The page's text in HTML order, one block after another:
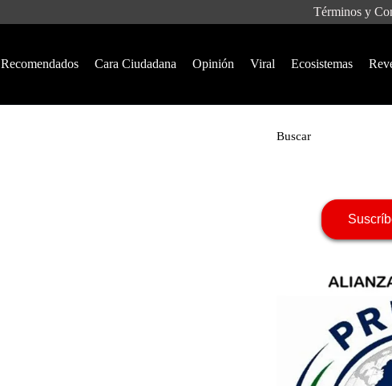
Términos y
Recomendados Cara Ciudadana Opinión Viral Ecosistemas
Buscar